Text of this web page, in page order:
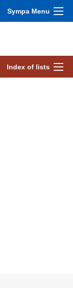
Sympa Menu
Index of lists